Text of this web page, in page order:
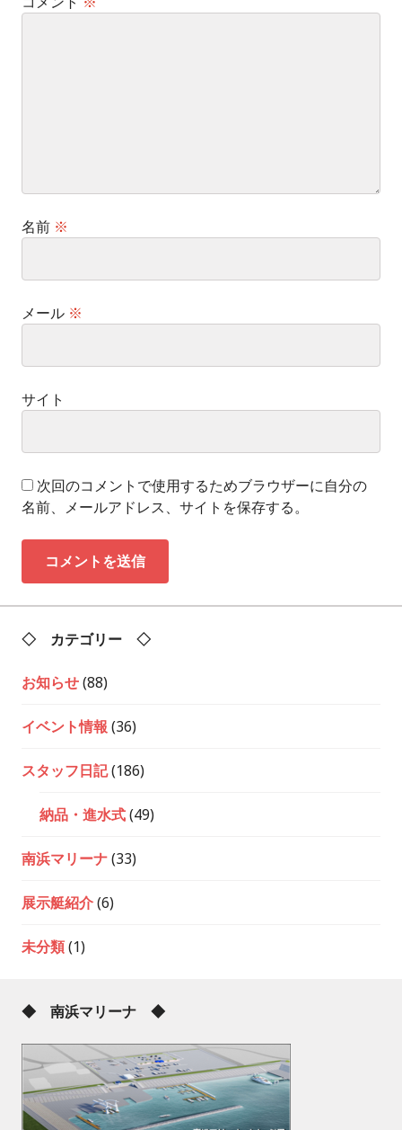
名前 ※
メール ※
サイト
次回のコメントで使用するためブラウザーに自分の
名前、メールアドレス、サイトを保存する。
◇ カテゴリー ◇
お知らせ(88)
イベント情報 (36)
スタッフ日記(186)
納品・進水式(49)
南浜マリーナ(33)
展示艇紹介(6)
未分類(1)
◆ 南浜マリーナ ◆